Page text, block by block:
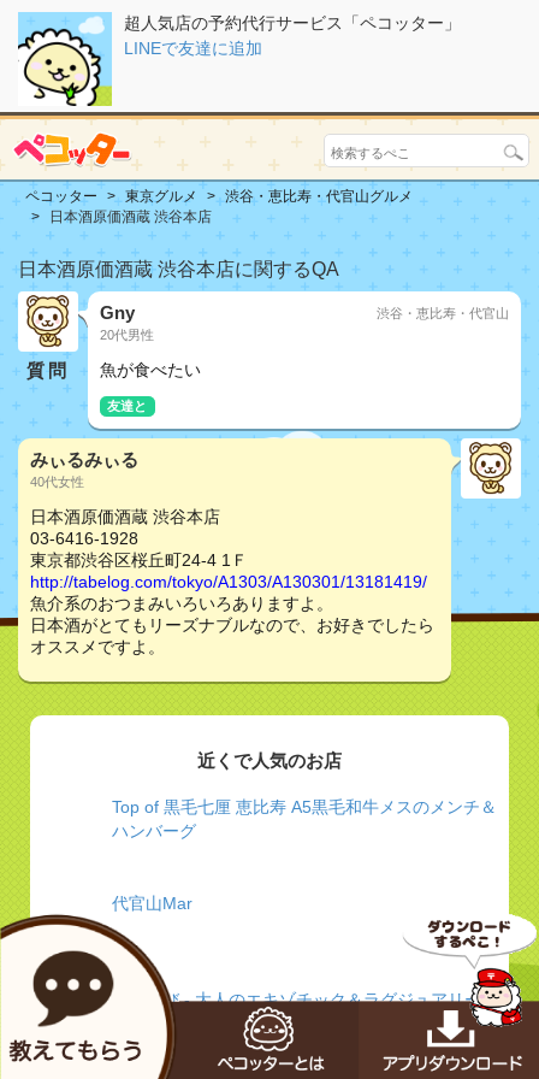
超人気店の予約代行サービス「ペコッター」
LINEで友達に追加
ペコッター 東京グルメ
渋谷・恵比寿・代官山グルメ
日本酒原価酒蔵 渋谷本店
日本酒原価酒蔵 渋谷本店に関するQA
質問
Gny
20代男性
渋谷・恵比寿・代官山
魚が食べたい
友達と
みぃるみぃる
40代女性
日本酒原価酒蔵 渋谷本店
03-6416-1928
東京都渋谷区桜丘町24-4 1Ｆ
http://tabelog.com/tokyo/A1303/A130301/13181419/
魚介系のおつまみいろいろありますよ。
日本酒がとてもリーズナブルなので、お好きでしたら
オススメですよ。
近くで人気のお店
Top of 黒毛七厘 恵比寿 A5黒毛和牛メスのメンチ＆
ハンバーグ
代官山Mar
ぐるなび - 大人のエキゾチック＆ラグジュアリー
【クンビラ】 噂の美鍋”ヒマラヤ鍋”とにかく効く
★TVや雑誌が注目する鍋1位